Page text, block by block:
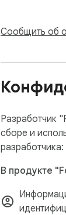
Сообщить об
Разработчик
сборе и
разработчика:
В продукте